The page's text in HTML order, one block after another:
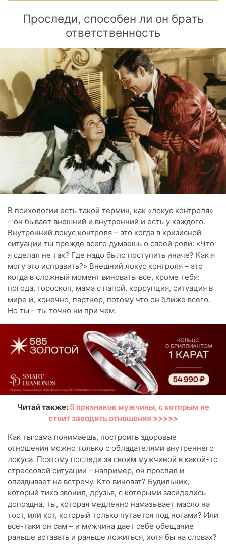
Проследи, способен ли он брать
ответственность
В психологии есть такой термин, как «локус контроля»
– он бывает внешний и внутренний и есть у каждого.
Внутренний локус контроля – это когда в кризисной
ситуации ты прежде всего думаешь о своей роли: «Что
я сделал не так? Где надо было поступить иначе? Как я
могу это исправить?» Внешний локус контроля – это
когда в сложный момент виноваты все, кроме тебя:
погода, гороскоп, мама с папой, коррупция, ситуация в
мире и, конечно, партнер, потому что он ближе всего.
Но ты – ты точно ни при чем.
Читай также: 5 признаков мужчины, с которым не
стоит заводить отношения >>>>>
Как ты сама понимаешь, построить здоровые
отношения можно только с обладателями внутреннего
локуса. Поэтому последи за своим мужчиной в какой-то
стрессовой ситуации – например, он проспал и
опаздывает на встречу. Кто виноват? Будильник,
который тихо звонил, друзья, с которыми засиделись
допоздна, ты, которая медленно намазывает масло на
тост, или кот, который только путается под ногами? Или
все-таки он сам – и мужчина дает себе обещание
раньше вставать и раньше ложиться, хотя бы на словах?